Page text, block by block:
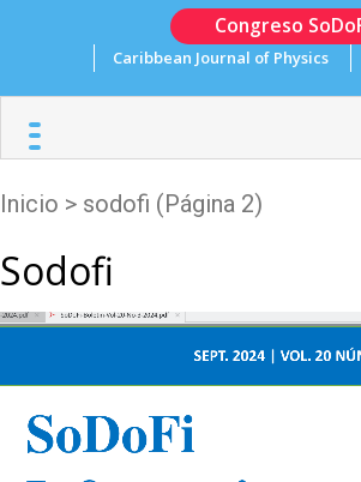
content
Congreso
Caribbean Journal of Physics
Inicio > sodofi (Página 2)
Sodofi